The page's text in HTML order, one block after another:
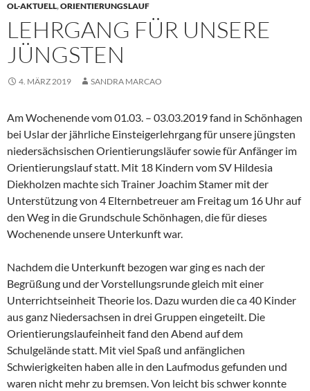
OL-AKTUELL,ORIENTIERUNGSLAUF
LEHRGANG FÜR UNSERE
JÜNGSTEN
4. MÄRZ 2019 SANDRA MARCAO
Am Wochenende vom 01.03. – 03.03.2019 fand in Schönhagen
bei Uslar der jährliche Einsteigerlehrgang für unsere jüngsten
niedersächsischen Orientierungsläufer sowie für Anfänger im
Orientierungslauf statt. Mit 18 Kindern vom SV Hildesia
Diekholzen machte sich Trainer Joachim Stamer mit der
Unterstützung von 4 Elternbetreuer am Freitag um 16 Uhr auf
den Weg in die Grundschule Schönhagen, die für dieses
Wochenende unsere Unterkunft war.
Nachdem die Unterkunft bezogen war ging es nach der
Begrüßung und der Vorstellungsrunde gleich mit einer
Unterrichtseinheit Theorie los. Dazu wurden die ca 40 Kinder
aus ganz Niedersachsen in drei Gruppen eingeteilt. Die
Orientierungslaufeinheit fand den Abend auf dem
Schulgelände statt. Mit viel Spaß und anfänglichen
Schwierigkeiten haben alle in den Laufmodus gefunden und
waren nicht mehr zu bremsen. Von leicht bis schwer konnte